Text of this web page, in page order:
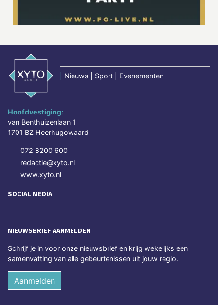
Nieuws | Sport | Evenementen
Hoofdvestiging:
van Benthuizenlaan 1
1701 BZ Heerhugowaard
072 8200 600
redactie@xyto.nl
www.xyto.nl
SOCIAL MEDIA
NIEUWSBRIEF AANMELDEN
Schrijf je in voor onze nieuwsbrief en krijg wekelijks een
samenvatting van alle gebeurtenissen uit jouw regio.
Aanmelden